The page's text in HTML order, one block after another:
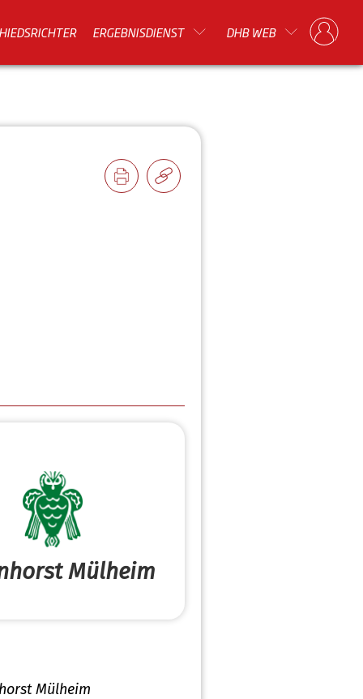
ERGEBNISDIENST DHB WEB
Mülheim
Mülheim